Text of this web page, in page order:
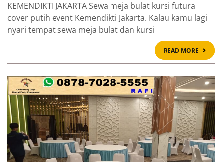
KEMENDIKTI JAKARTA Sewa meja bulat kursi futura
cover putih event Kemendikti Jakarta. Kalau kamu lagi
nyari tempat sewa meja bulat dan kursi
READ MORE
READ